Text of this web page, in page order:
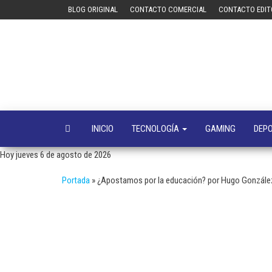
BLOG ORIGINAL CONTACTO COMERCIAL CONTACTO
INICIO TECNOLOGÍA GAMING
Hoy jueves 6 de agosto de 2026
Portada »¿Apostamos por la educación? por Hugo